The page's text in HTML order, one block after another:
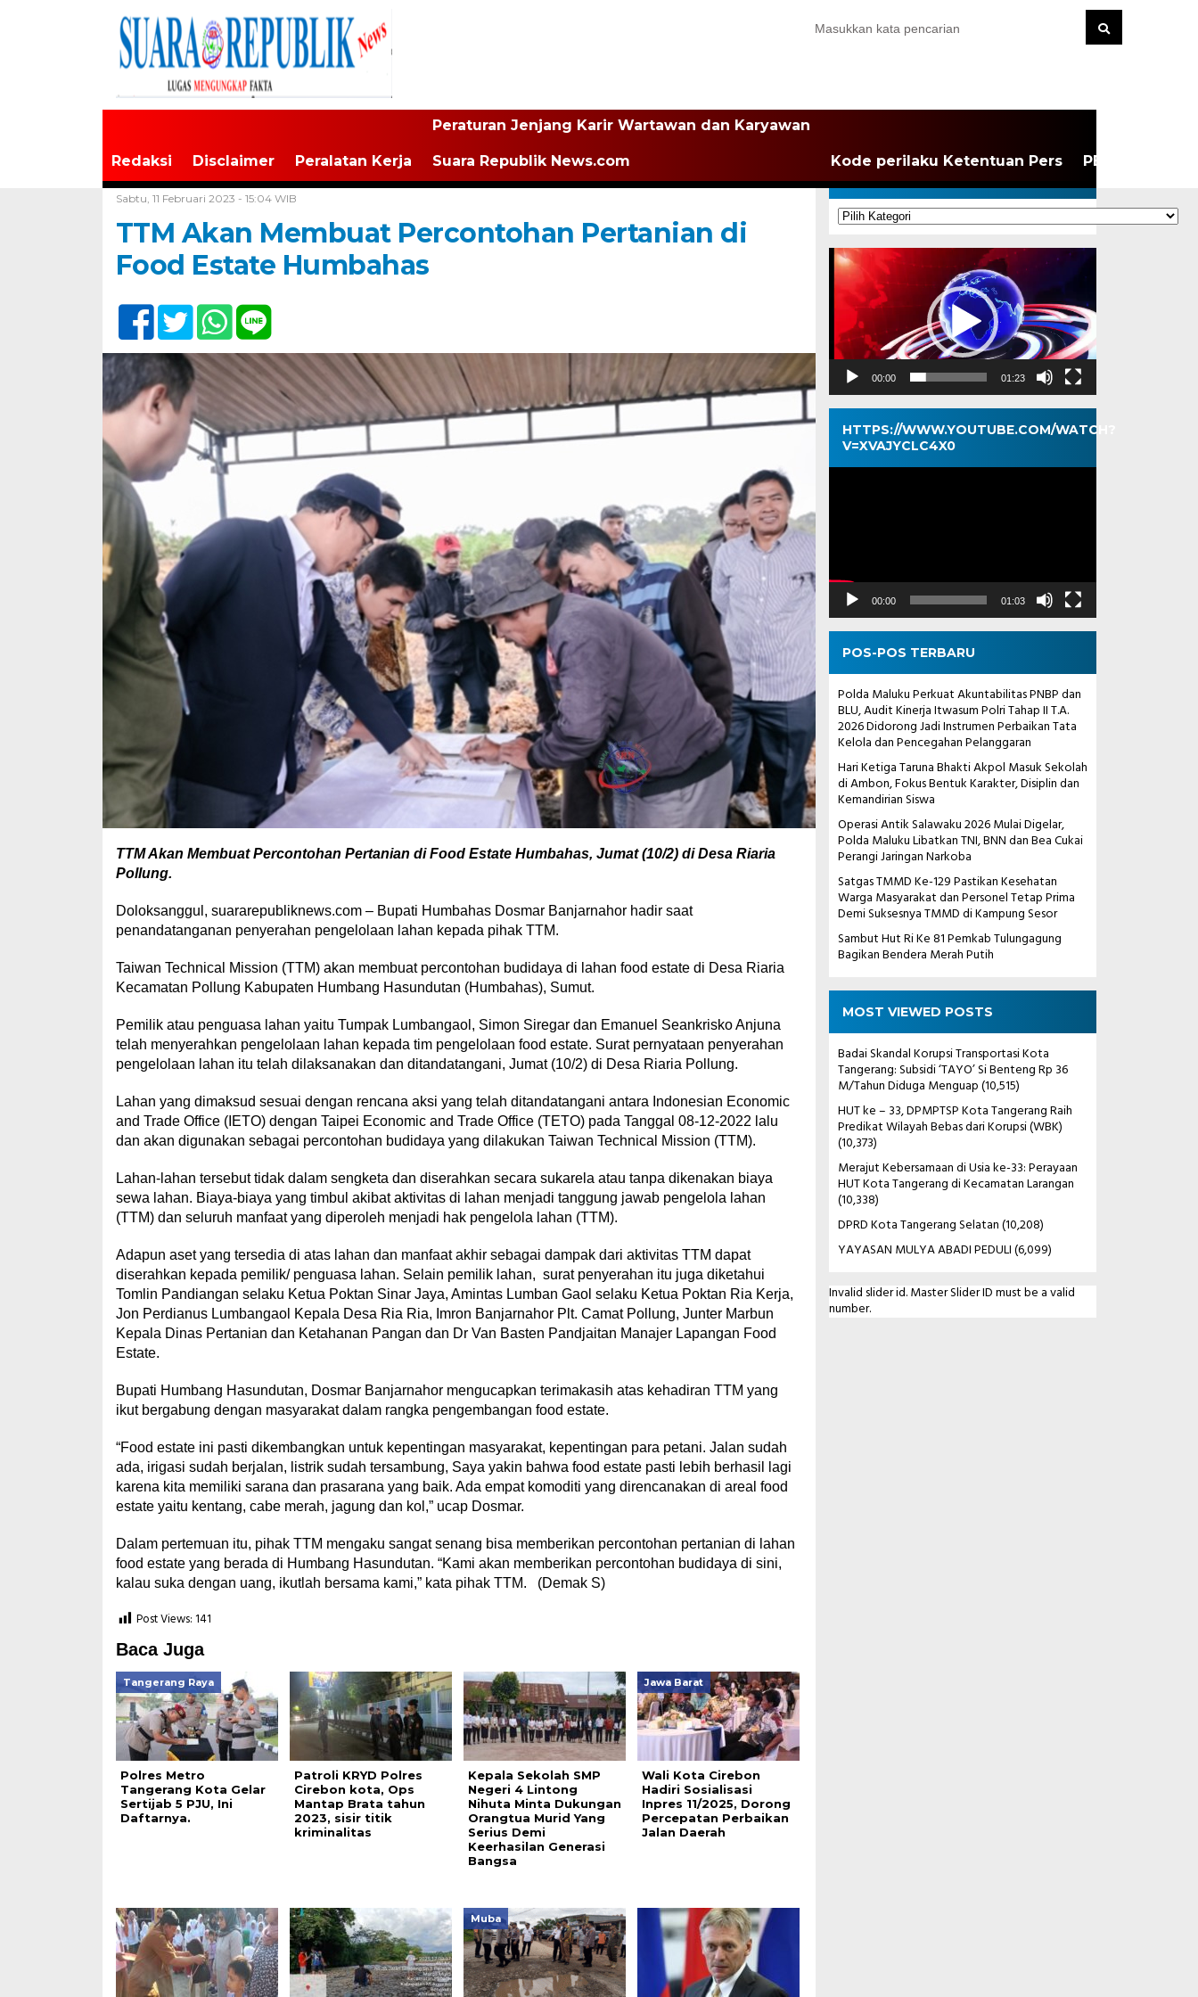
Redaksi Disclaimer Peralatan Kerja
Peraturan Jenjang Karir Wartawan dan Karyawan
Suara Republik News.com Kode perilaku Ketentuan Pers PEDOMAN
Sabtu, 11 Februari 2023 - 15:04 WIB
TTM Akan Membuat Percontohan Pertanian di
Food Estate Humbahas
TTM Akan Membuat Percontohan Pertanian di Food Estate Humbahas, Jumat (10/2) di Desa Riaria
Pollung.
Doloksanggul, suararepubliknews.com – Bupati Humbahas Dosmar Banjarnahor hadir saat
penandatanganan penyerahan pengelolaan lahan kepada pihak TTM.
Taiwan Technical Mission (TTM) akan membuat percontohan budidaya di lahan food estate di Desa Riaria
Kecamatan Pollung Kabupaten Humbang Hasundutan (Humbahas), Sumut.
Pemilik atau penguasa lahan yaitu Tumpak Lumbangaol, Simon Siregar dan Emanuel Seankrisko Anjuna
telah menyerahkan pengelolaan lahan kepada tim pengelolaan food estate. Surat pernyataan penyerahan
pengelolaan lahan itu telah dilaksanakan dan ditandatangani, Jumat (10/2) di Desa Riaria Pollung.
Lahan yang dimaksud sesuai dengan rencana aksi yang telah ditandatangani antara Indonesian Economic
and Trade Office (IETO) dengan Taipei Economic and Trade Office (TETO) pada Tanggal 08-12-2022 lalu
dan akan digunakan sebagai percontohan budidaya yang dilakukan Taiwan Technical Mission (TTM).
Lahan-lahan tersebut tidak dalam sengketa dan diserahkan secara sukarela atau tanpa dikenakan biaya
sewa lahan. Biaya-biaya yang timbul akibat aktivitas di lahan menjadi tanggung jawab pengelola lahan
(TTM) dan seluruh manfaat yang diperoleh menjadi hak pengelola lahan (TTM).
Adapun aset yang tersedia di atas lahan dan manfaat akhir sebagai dampak dari aktivitas TTM dapat
diserahkan kepada pemilik/ penguasa lahan. Selain pemilik lahan, surat penyerahan itu juga diketahui
Tomlin Pandiangan selaku Ketua Poktan Sinar Jaya, Amintas Lumban Gaol selaku Ketua Poktan Ria Kerja,
Jon Perdianus Lumbangaol Kepala Desa Ria Ria, Imron Banjarnahor Plt. Camat Pollung, Junter Marbun
Kepala Dinas Pertanian dan Ketahanan Pangan dan Dr Van Basten Pandjaitan Manajer Lapangan Food
Estate.
Bupati Humbang Hasundutan, Dosmar Banjarnahor mengucapkan terimakasih atas kehadiran TTM yang
ikut bergabung dengan masyarakat dalam rangka pengembangan food estate.
“Food estate ini pasti dikembangkan untuk kepentingan masyarakat, kepentingan para petani. Jalan sudah
ada, irigasi sudah berjalan, listrik sudah tersambung, Saya yakin bahwa food estate pasti lebih berhasil lagi
karena kita memiliki sarana dan prasarana yang baik. Ada empat komoditi yang direncanakan di areal food
estate yaitu kentang, cabe merah, jagung dan kol,” ucap Dosmar.
Dalam pertemuan itu, pihak TTM mengaku sangat senang bisa memberikan percontohan pertanian di lahan
food estate yang berada di Humbang Hasundutan. “Kami akan memberikan percontohan budidaya di sini,
kalau suka dengan uang, ikutlah bersama kami,” kata pihak TTM. (Demak S)
Post Views: 141
Baca Juga
Tangerang Raya
Polres Metro
Tangerang Kota Gelar
Sertijab 5 PJU, Ini
Daftarnya.
Patroli KRYD Polres
Cirebon kota, Ops
Mantap Brata tahun
2023, sisir titik
kriminalitas
Kepala Sekolah SMP
Negeri 4 Lintong
Nihuta Minta Dukungan
Orangtua Murid Yang
Serius Demi
Keerhasilan Generasi
Bangsa
Jawa Barat
Wali Kota Cirebon
Hadiri Sosialisasi
Inpres 11/2025, Dorong
Percepatan Perbaikan
Jalan Daerah
Muba
KATEGORI
Kategori
Pemutar
Video
00:00 01:23
HTTPS://WWW.YOUTUBE.COM/WATCH?
V=XVAJYCLC4X0
Pemutar
00:00 01:03
POS-POS TERBARU
Polda Maluku Perkuat Akuntabilitas PNBP dan
BLU, Audit Kinerja Itwasum Polri Tahap II T.A.
2026 Didorong Jadi Instrumen Perbaikan Tata
Kelola dan Pencegahan Pelanggaran
Hari Ketiga Taruna Bhakti Akpol Masuk Sekolah
di Ambon, Fokus Bentuk Karakter, Disiplin dan
Kemandirian Siswa
Operasi Antik Salawaku 2026 Mulai Digelar,
Polda Maluku Libatkan TNI, BNN dan Bea Cukai
Perangi Jaringan Narkoba
Satgas TMMD Ke-129 Pastikan Kesehatan
Warga Masyarakat dan Personel Tetap Prima
Demi Suksesnya TMMD di Kampung Sesor
Sambut Hut Ri Ke 81 Pemkab Tulungagung
Bagikan Bendera Merah Putih
MOST VIEWED POSTS
Badai Skandal Korupsi Transportasi Kota
Tangerang: Subsidi ‘TAYO’ Si Benteng Rp 36
M/Tahun Diduga Menguap(10,515)
HUT ke – 33, DPMPTSP Kota Tangerang Raih
Predikat Wilayah Bebas dari Korupsi (WBK)
(10,373)
Merajut Kebersamaan di Usia ke-33: Perayaan
HUT Kota Tangerang di Kecamatan Larangan
(10,338)
DPRD Kota Tangerang Selatan(10,208)
YAYASAN MULYA ABADI PEDULI(6,099)
Invalid slider id. Master Slider ID must be a valid
number.